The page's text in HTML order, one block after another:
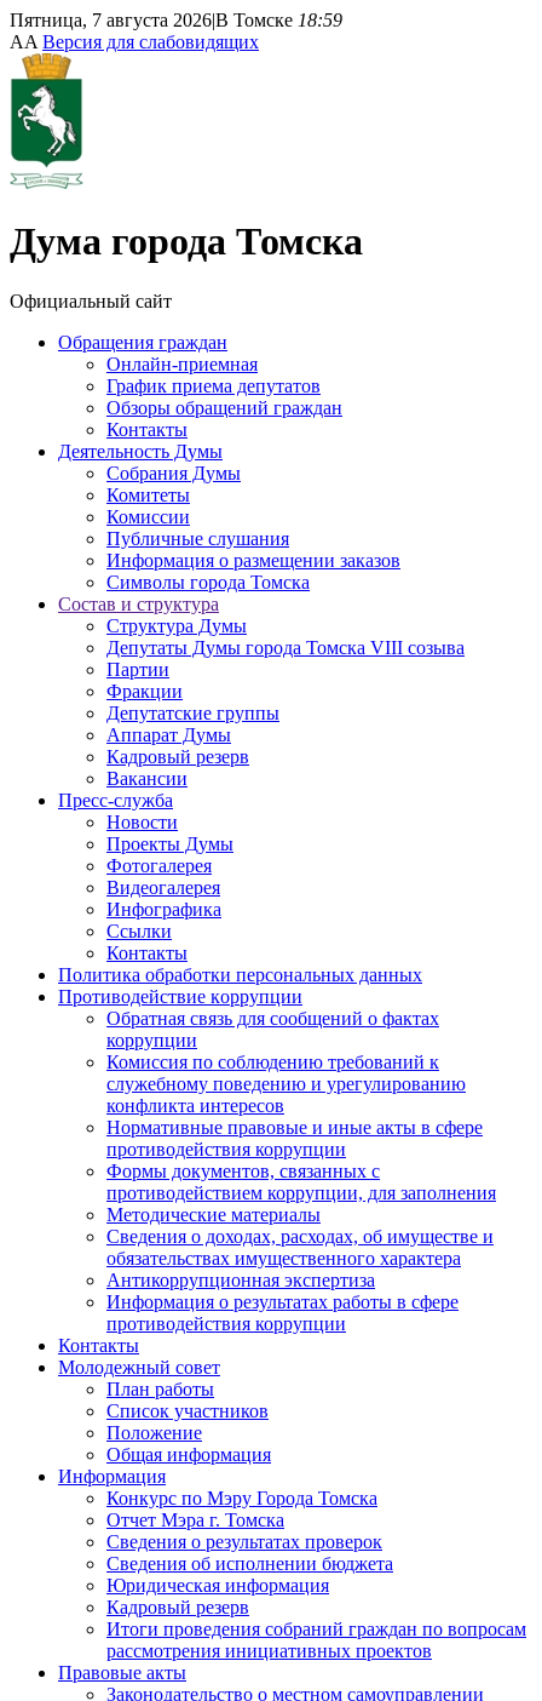
Пятница, 7 августа 2026|В Томске 18:59
AA Версия для слабовидящих
Дума города Томска
Официальный сайт
Обращения граждан
Онлайн-приемная
График приема депутатов
Обзоры обращений граждан
Контакты
Деятельность Думы
Собрания Думы
Комитеты
Комиссии
Публичные слушания
Информация о размещении заказов
Символы города Томска
Состав и структура
Структура Думы
Депутаты Думы города Томска VIII созыва
Партии
Фракции
Депутатские группы
Аппарат Думы
Кадровый резерв
Вакансии
Пресс-служба
Новости
Проекты Думы
Фотогалерея
Видеогалерея
Инфографика
Ссылки
Контакты
Политика обработки персональных данных
Прoтивoдeйствие кoрpупции
Обратная связь для сообщений о фактах
коррупции
Комиссия по соблюдению требований к
служебному поведению и урегулированию
конфликта интересов
Нормативные правовые и иные акты в сфере
противодействия коррупции
Формы документов, связанных с
противодействием коррупции, для заполнения
Методические материалы
Сведения о доходах, расходах, об имуществе и
обязательствах имущественного характера
Антикоррупционная экспертиза
Информация о результатах работы в сфере
противодействия коррупции
Контакты
Молодежный совет
План работы
Список участников
Положение
Общая информация
Информация
Конкурс по Мэру Города Томска
Отчет Мэра г. Томска
Сведения о результатах проверок
Сведения об исполнении бюджета
Юридическая информация
Кадровый резерв
Итоги проведения собраний граждан по вопросам
рассмотрения инициативных проектов
Правовые акты
Законодательство о местном самоуправлении